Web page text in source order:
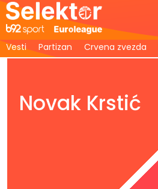
Vesti Partizan Crvena zvezda
Novak Krstić